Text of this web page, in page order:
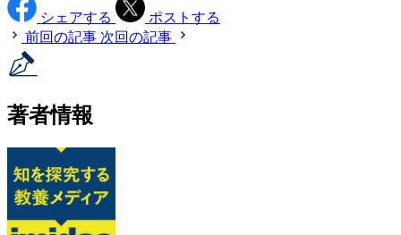
シェアする
ポストする
前回の記事 次回の記事
著者情報